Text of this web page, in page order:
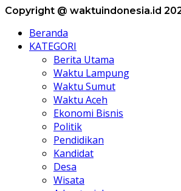
Copyright @ waktuindonesia.id
Beranda
KATEGORI
Berita Utama
Waktu Lampung
Waktu Sumut
Waktu Aceh
Ekonomi Bisnis
Politik
Pendidikan
Kandidat
Desa
Wisata